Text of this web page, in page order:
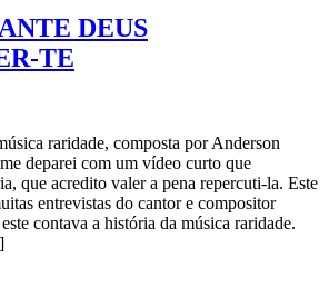
DEUS
TE
raridade, composta por Anderson
deparei com um vídeo curto que
que acredito valer a pena repercuti-la. Este
entrevistas do cantor e compositor
contava a história da música raridade.